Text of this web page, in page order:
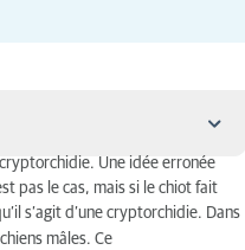
Une idée erronée
pas le cas, mais si le chiot fait
s’agit d’une cryptorchidie. Dans
mâles. Ce